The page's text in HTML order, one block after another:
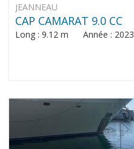
JEANNEAU
CAP CAMARAT 9.0 CC
Long : 9.12 m Année : 2023